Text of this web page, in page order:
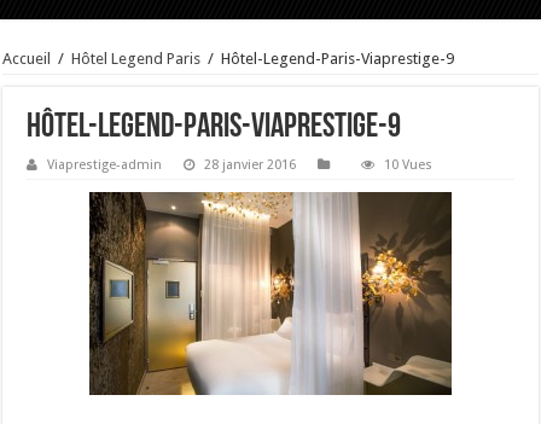
Accueil / Hôtel Legend Paris / Hôtel-Legend-Paris-Viaprestige-9
Hôtel-Legend-Paris-Viaprestige-9
Viaprestige-admin 28 janvier 2016 10 Vues